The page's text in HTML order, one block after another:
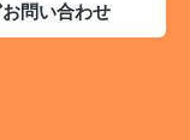
お問い合わせ